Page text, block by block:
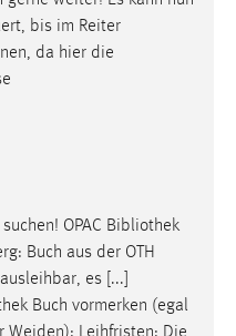
bis im Reiter
da hier die
OPAC Bibliothek
Buch aus der OTH
es [...]
Buch vormerken (egal